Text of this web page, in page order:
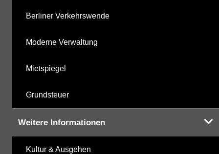
Berliner Verkehrswende
Moderne Verwaltung
Mietspiegel
Grundsteuer
Weitere Informationen
Kultur & Ausgehen